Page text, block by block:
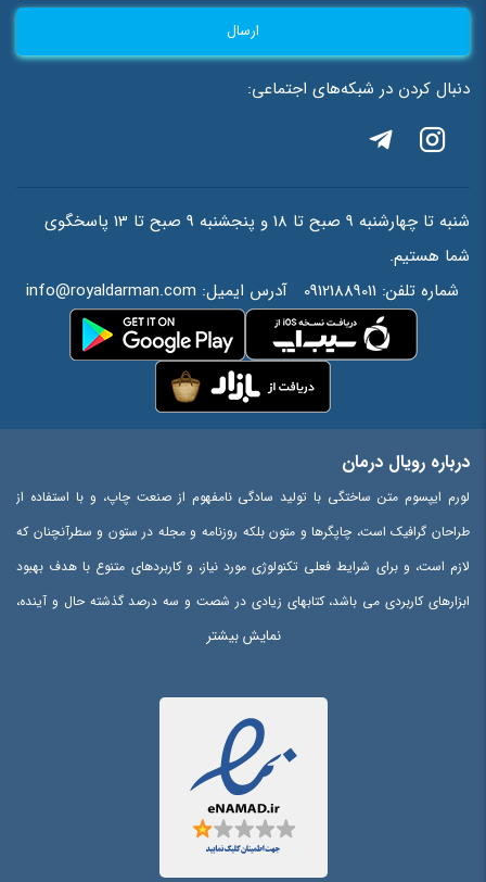
ارسال
دنبال کردن در شبکه‌های اجتماعی:
شنبه تا چهارشنبه 9 صبح تا 18 و پنجشنبه 9 صبح تا 13 پاسخگوی
شما هستیم.
شماره تلفن: 09121889011 آدرس ایمیل: info@royaldarman.com
درباره رویال درمان
لورم ایپسوم متن ساختگی با تولید سادگی نامفهوم از صنعت چاپ، و با استفاده از
طراحان گرافیک است، چاپگرها و متون بلکه روزنامه و مجله در ستون و سطرآنچنان که
لازم است، و برای شرایط فعلی تکنولوژی مورد نیاز، و کاربردهای متنوع با هدف بهبود
ابزارهای کاربردی می باشد، کتابهای زیادی در شصت و سه درصد گذشته حال و آینده،
شناخت فراوان جامعه و متخصصان را می طلبد، تا با نرم افزارها شناخت بیشتری را
ایجاد کرد، در این صورت می توان امید داشت که تمام و دشواری موجود در ارائه
راهکارها، و شرایط سخت تایپ به پایان رسد و زمان مورد نیاز شامل حروفچینی
دستاوردهای اصلی، و جوابگوی سوالات پیوسته اهل دنیای موجود طراحی اساسا مورد
نمایش بیشتر